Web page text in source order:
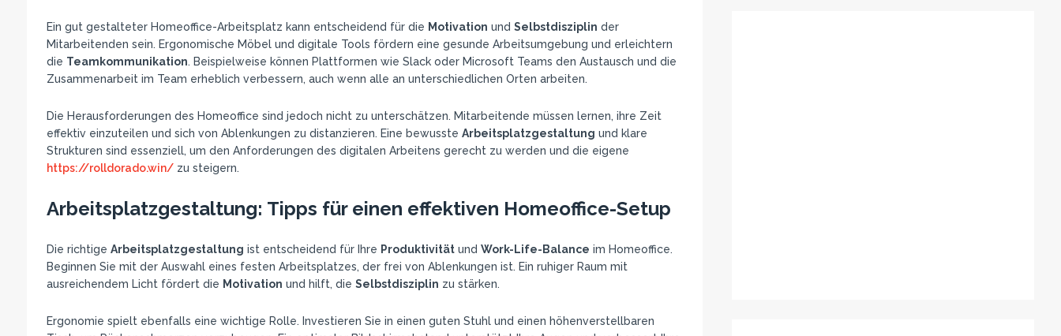
Ein gut gestalteter Homeoffice-Arbeitsplatz kann entscheidend für die Motivation und Selbstdisziplin der
Mitarbeitenden sein. Ergonomische Möbel und digitale Tools fördern eine gesunde Arbeitsumgebung und erleichtern
die Teamkommunikation. Beispielweise können Plattformen wie Slack oder Microsoft Teams den Austausch und die
Zusammenarbeit im Team erheblich verbessern, auch wenn alle an unterschiedlichen Orten arbeiten.
Die Herausforderungen des Homeoffice sind jedoch nicht zu unterschätzen. Mitarbeitende müssen lernen, ihre Zeit
effektiv einzuteilen und sich von Ablenkungen zu distanzieren. Eine bewusste Arbeitsplatzgestaltung und klare
Strukturen sind essenziell, um den Anforderungen des digitalen Arbeitens gerecht zu werden und die eigene
https://rolldorado.win/zu steigern.
Arbeitsplatzgestaltung: Tipps für einen effektiven Homeoffice-Setup
Die richtige Arbeitsplatzgestaltung ist entscheidend für Ihre Produktivitätund Work-Life-Balance im Homeoffice.
Beginnen Sie mit der Auswahl eines festen Arbeitsplatzes, der frei von Ablenkungen ist. Ein ruhiger Raum mit
ausreichendem Licht fördert die Motivation und hilft, die Selbstdisziplin zu stärken.
Ergonomie spielt ebenfalls eine wichtige Rolle. Investieren Sie in einen guten Stuhl und einen höhenverstellbaren